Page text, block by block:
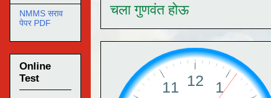
चला गुणवंत होऊ
NMMS सराव
पेपर PDF
Online
Test